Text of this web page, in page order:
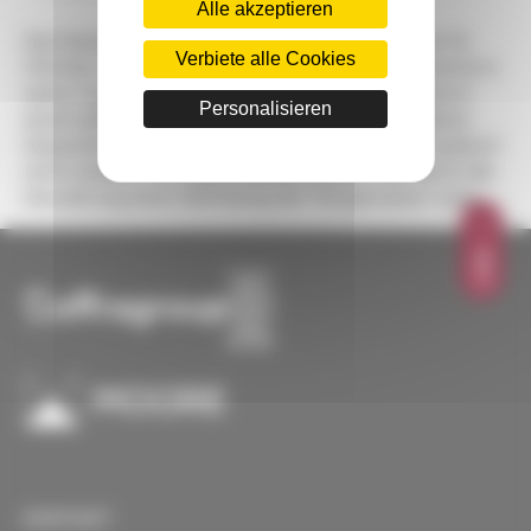
Das Kassationsgericht bestätigte mit Urteil vom 12.
Oktober 2022 die obige Entscheidung. Es erinnerte in
seiner Begründung daran, dass in einer „SAS“ durch
einen außerhalb der Statuten liegenden Akt deren
nicht erlaubt, von diesen abzuweichen, was durch die
Gewährung einer Abfindung der Fall gewesen wäre.
Alle akzeptieren
Verbiete alle Cookies
Personalisieren